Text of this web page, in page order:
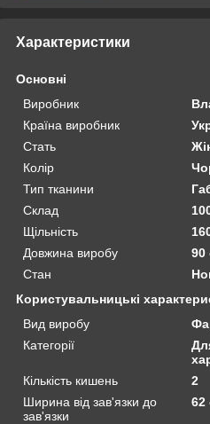
Характеристики
Основні
Виробник
Країна виробник
Стать
Колір
Тип тканини
Склад
Щільність
Довжина виробу
90
Стан
Користувальницькі
Вид виробу
Категорії
Кількість кишень
2
Ширина від зав'язки до
зав'язки
62